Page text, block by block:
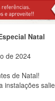
Natal
de 2024
de Natal!
instalações